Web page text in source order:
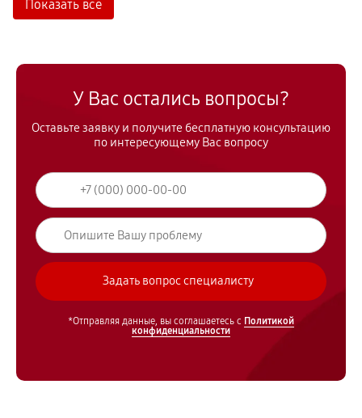
Показать все
У Вас остались вопросы?
Оставьте заявку и получите бесплатную консультацию
по интересующему Вас вопросу
*Отправляя данные, вы соглашаетесь с Политикой
конфиденциальности